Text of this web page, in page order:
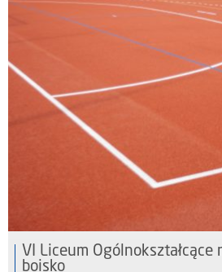
VI Liceum Ogólnokształcące
boisko